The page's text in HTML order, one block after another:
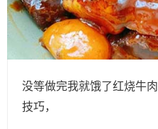
没等做完我就饿了红烧牛
技巧，